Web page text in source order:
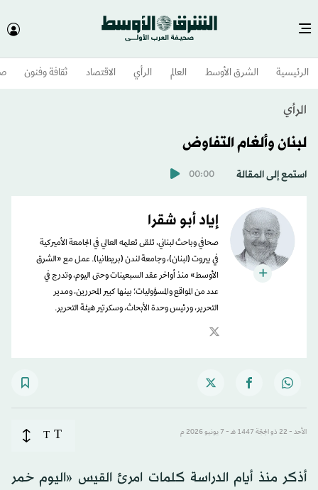
الرئيسية الشرق الأوسط​ العالم الرأي الاقتصاد ثقافة وفنون
الرأي
لبنان وألغام التفاوض
استمع إلى المقالة 00:00
إياد أبو شقرا
صحافي وباحث لبناني، تلقى تعليمه العالي في الجامعة الأميركية
في بيروت (لبنان)، وجامعة لندن (بريطانيا). عمل مع «الشرق
الأوسط» منذ أواخر عقد السبعينات وحتى اليوم، وتدرج في
عدد من المواقع والمسؤوليات؛ بينها كبير المحررين، ومدير
التحرير، ورئيس وحدة الأبحاث، وسكرتير هيئة التحرير.
الأحد - 22 ذو الحِجّة 1447 هـ - 7 يونيو 2026 م T
T
أذكر منذ أيام الدراسة كلمات امرئ القيس «اليوم خمر